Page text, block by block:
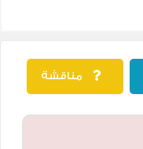
مناقشة